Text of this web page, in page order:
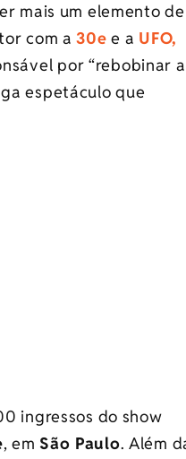
mais um elemento de
com a30e e a UFO,
por “rebobinar a
espetáculo que
ingressos do show
, em São Paulo. Além